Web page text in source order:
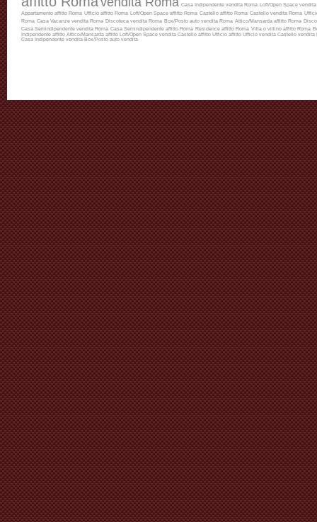
Casa Indipendente vendita Roma
Loft/Open Space
Appartamento affitto Roma
Ufficio affitto Roma Loft/Open Space affitto Roma Castello affitto Roma Castello vendita Roma
Roma Casa Vacanze vendita Roma Discoteca vendita Roma Box/Posto auto vendita Roma Attico/Mansarda affitto Roma
Casa Semindipendente vendita Roma Casa Semindipendente affitto Roma Residence affitto Roma Villa o villino affitto Roma
Indipendente affitto Attico/Mansarda affitto Loft/Open Space vendita Castello affitto Ufficio affitto Ufficio vendita Castello vendita
Casa Indipendente vendita Box/Posto auto vendita